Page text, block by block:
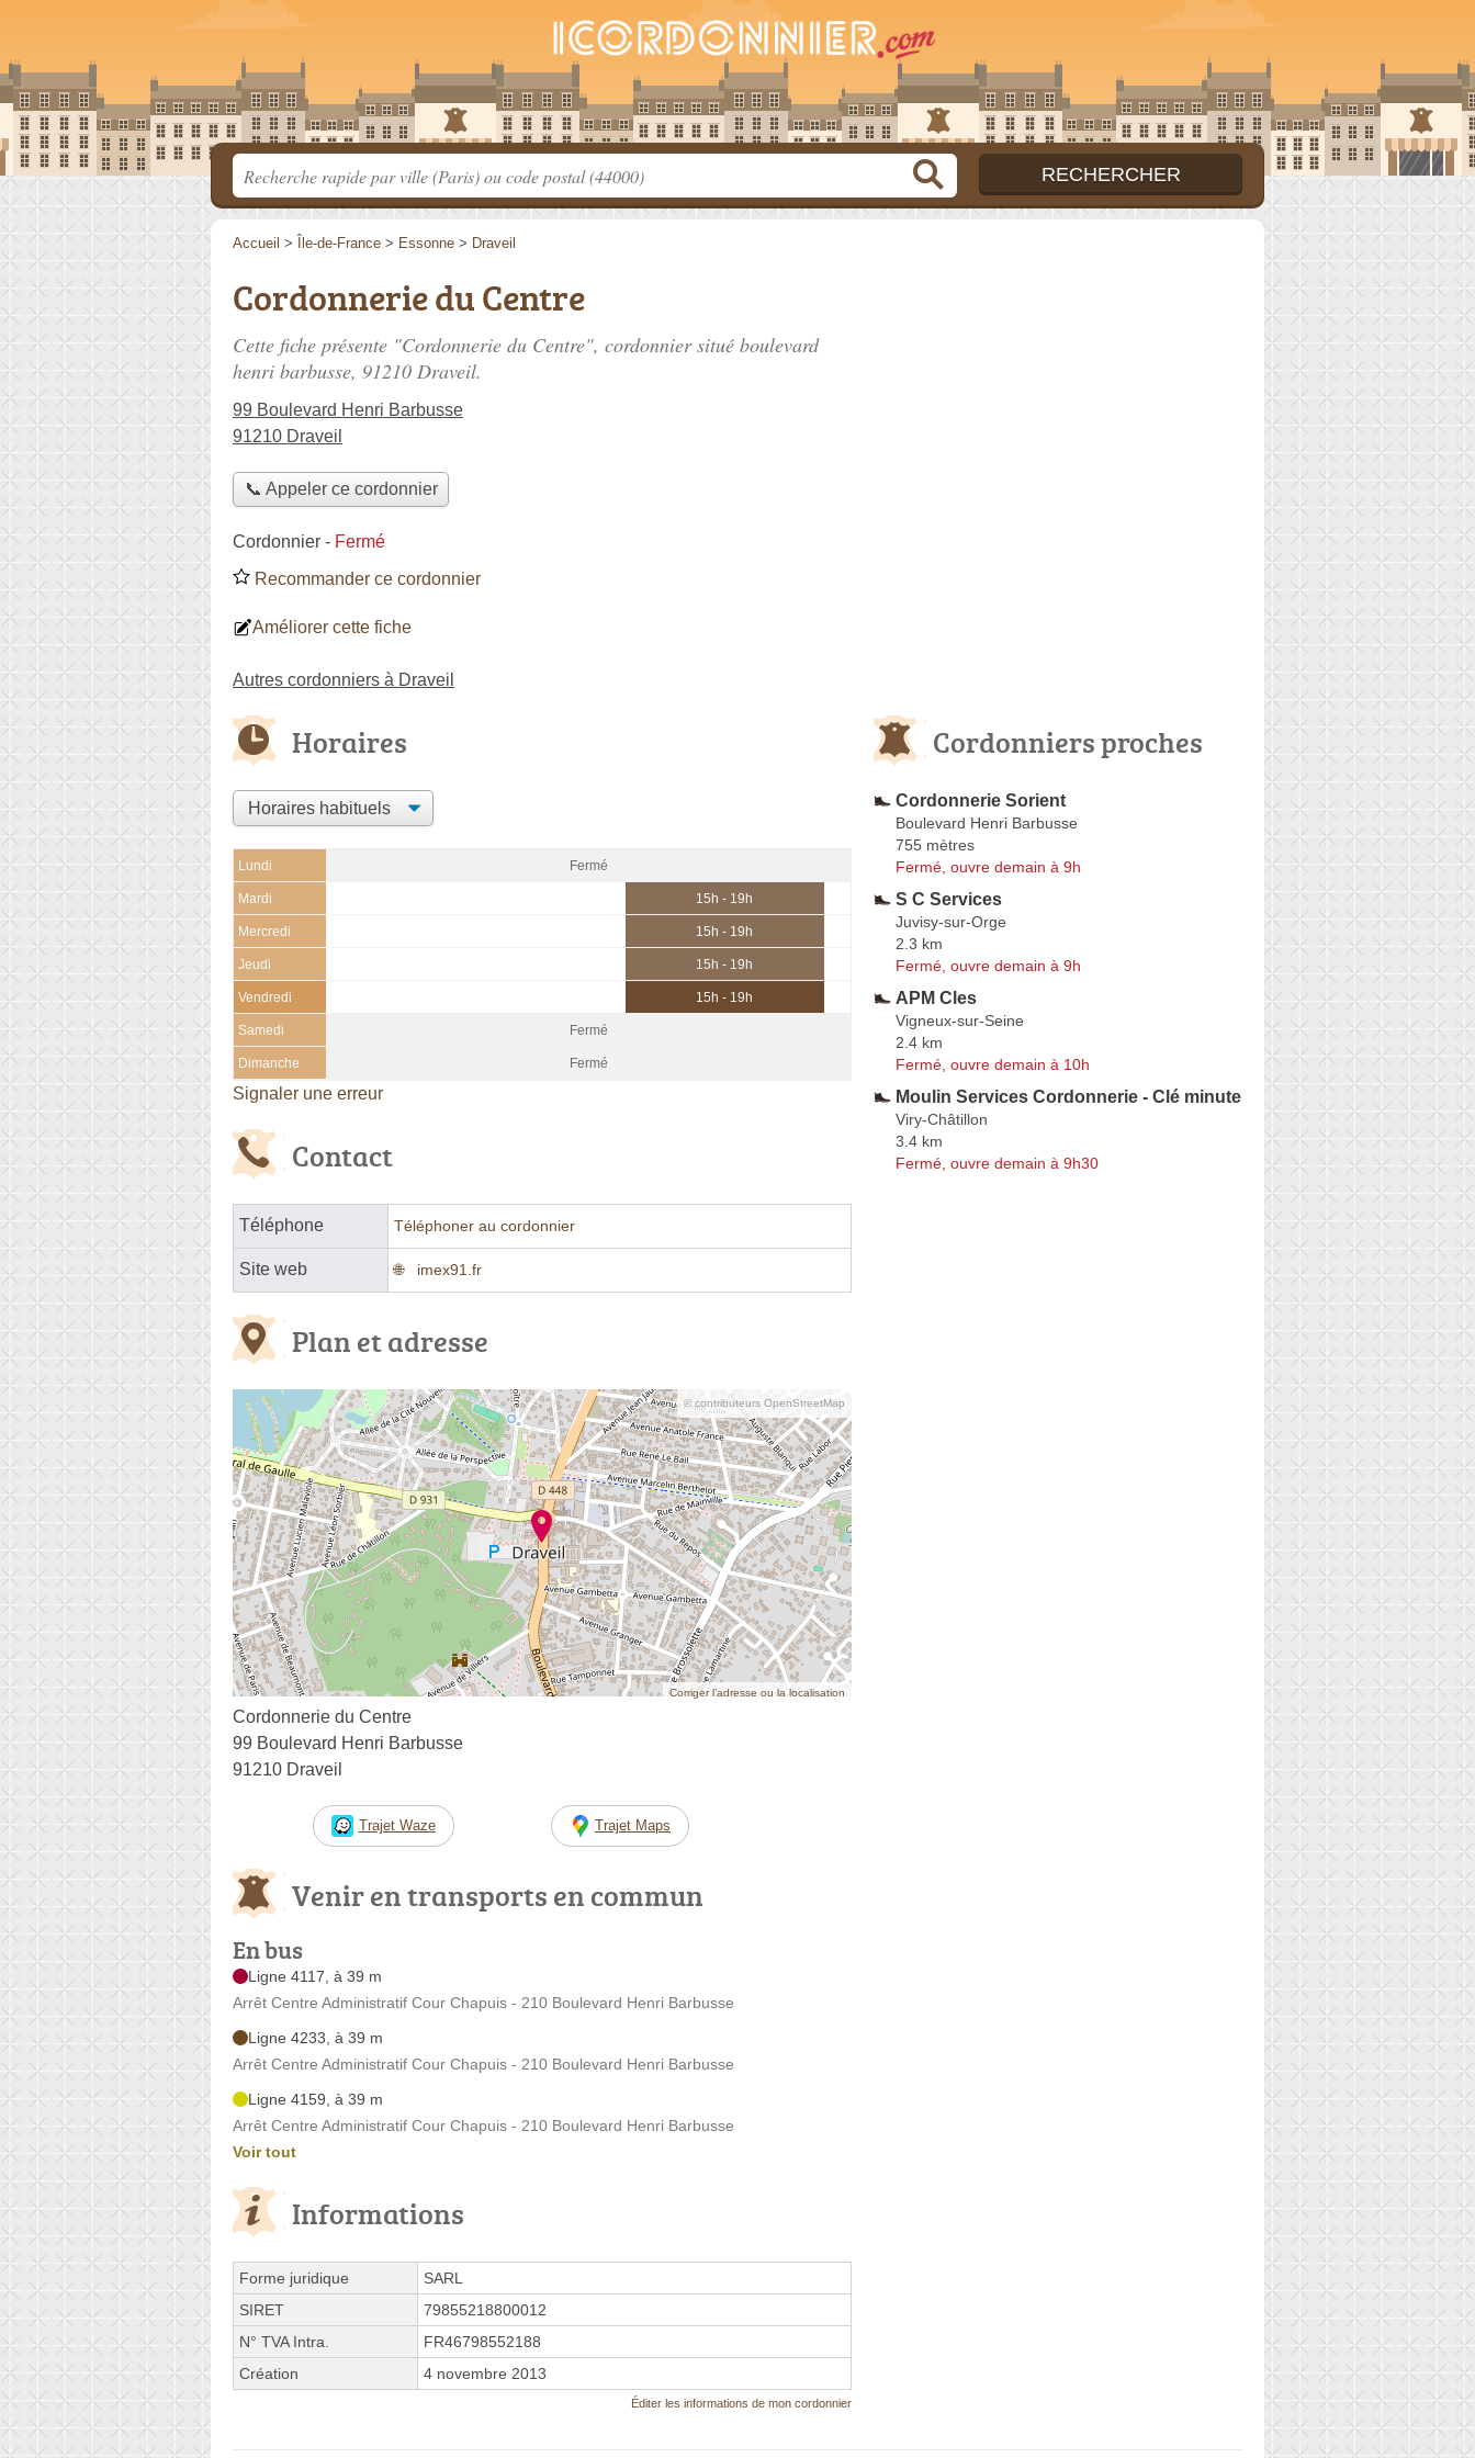
Accueil > Île-de-France > Essonne > Draveil
Cordonnerie du Centre
Cette fiche présente "Cordonnerie du Centre", cordonnier situé boulevard
henri barbusse, 91210 Draveil.
99 Boulevard Henri Barbusse
91210 Draveil
📞 Appeler ce cordonnier
Cordonnier - Fermé
Recommander ce cordonnier
Améliorer cette fiche
Autres cordonniers à Draveil
Horaires
Lundi Fermé
Mardi 15h - 19h
Mercredi 15h - 19h
Jeudi 15h - 19h
Vendredi 15h - 19h
Samedi Fermé
Dimanche Fermé
Signaler une erreur
Contact
Téléphone Téléphoner au cordonnier
Site web imex91.fr
Plan et adresse
© contributeurs OpenStreetMap
Corriger l’adresse ou la localisation
Cordonnerie du Centre
99 Boulevard Henri Barbusse
91210 Draveil
Trajet Waze Trajet Maps
Venir en transports en commun
En bus
Ligne 4117, à 39 m
Arrêt Centre Administratif Cour Chapuis - 210 Boulevard Henri Barbusse
Ligne 4233, à 39 m
Arrêt Centre Administratif Cour Chapuis - 210 Boulevard Henri Barbusse
Ligne 4159, à 39 m
Arrêt Centre Administratif Cour Chapuis - 210 Boulevard Henri Barbusse
Voir tout
Informations
Forme juridique
SARL
SIRET
79855218800012
N° TVA Intra.
FR46798552188
Création
4 novembre 2013
Éditer les informations de mon cordonnier
Cordonniers proches
Cordonnerie Sorient
Boulevard Henri Barbusse
755 mètres
Fermé, ouvre demain à 9h
S C Services
Juvisy-sur-Orge
2.3 km
Fermé, ouvre demain à 9h
APM Cles
Vigneux-sur-Seine
2.4 km
Fermé, ouvre demain à 10h
Moulin Services Cordonnerie - Clé minute
Viry-Châtillon
3.4 km
Fermé, ouvre demain à 9h30